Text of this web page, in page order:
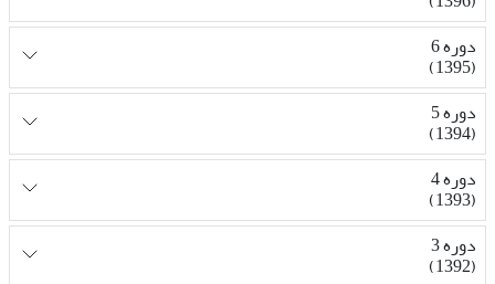
دوره 6
(1395)
دوره 5
(1394)
دوره 4
(1393)
دوره 3
(1392)